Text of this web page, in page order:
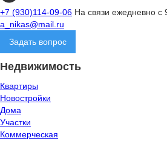
+7 (930)114-09-06 На связи ежедневно с
a_nikas@mail.ru
Задать вопрос
Недвижимость
Квартиры
Новостройки
Дома
Участки
Коммерческая